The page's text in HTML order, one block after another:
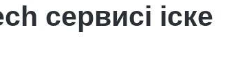
сервисі іске